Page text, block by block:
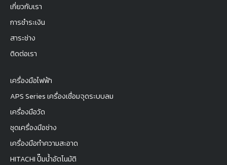
เกี่ยวกับเรา
การชำระเงิน
สาระช่าง
ติดต่อเรา
เครื่องมือไฟฟ้า
APS Series เครื่องเชื่อมจุดระบบลม
เครื่องมือวัด
ชุดเครื่องมือช่าง
เครื่องมือทำความสะอาด
HITACHI ปั๊มน้ำอัตโนมัติ